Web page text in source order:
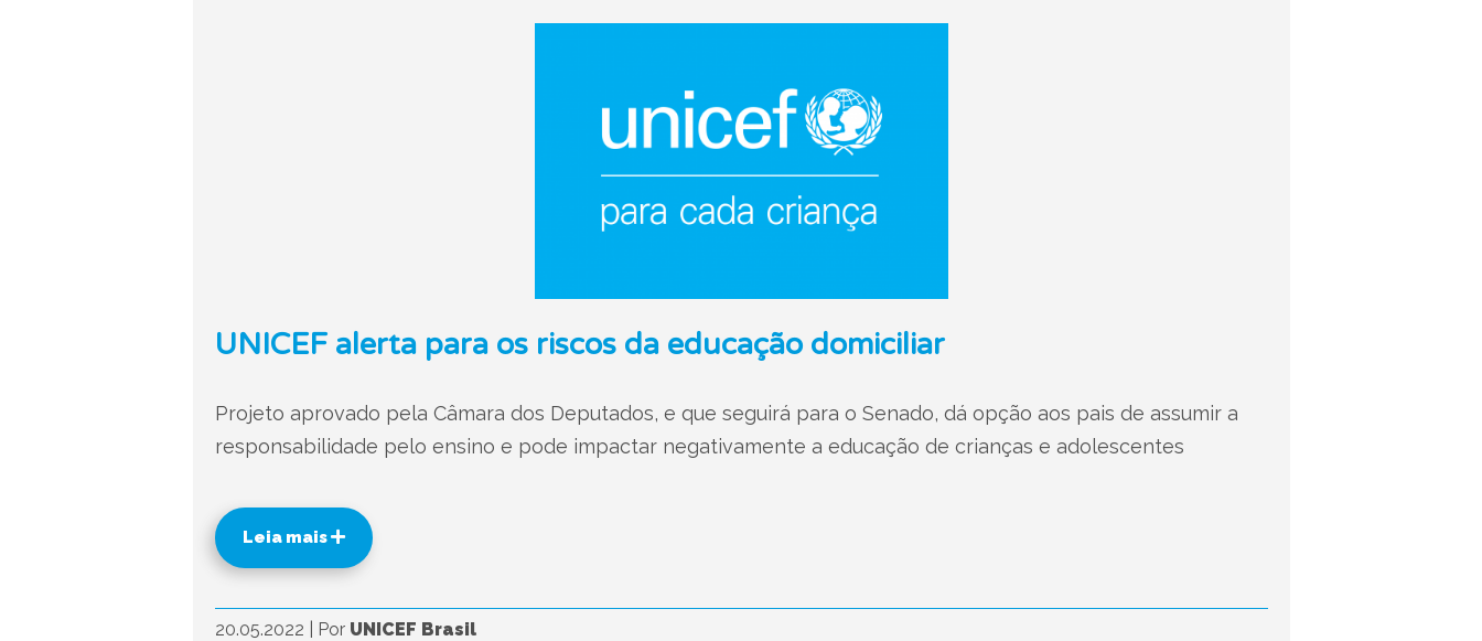
UNICEF alerta para os riscos da educação domiciliar
Projeto aprovado pela Câmara dos Deputados, e que seguirá para o Senado, dá opção aos pais de assumir a
responsabilidade pelo ensino e pode impactar negativamente a educação de crianças e adolescentes
Leia mais
20.05.2022 Por UNICEF Brasil